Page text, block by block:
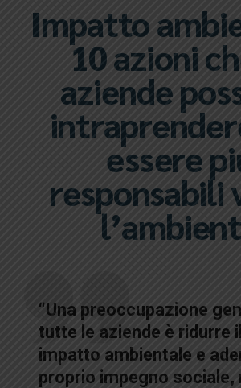
Impatto
10 azioni
aziende
essere
responsabili
“Una preoccupazione
tutte le aziende è ridurre
impatto ambientale e
proprio impegno sociale,